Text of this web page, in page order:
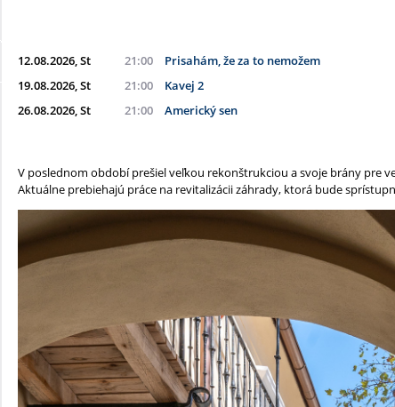
12.08.2026, St 21:00 Prisahám, že za to nemožem
19.08.2026, St
21:00 Kavej 2
26.08.2026, St
21:00 Americký sen
V poslednom období prešiel veľkou rekonštrukciou a svoje brány pre
Aktuálne prebiehajú práce na revitalizácii záhrady, ktorá bude